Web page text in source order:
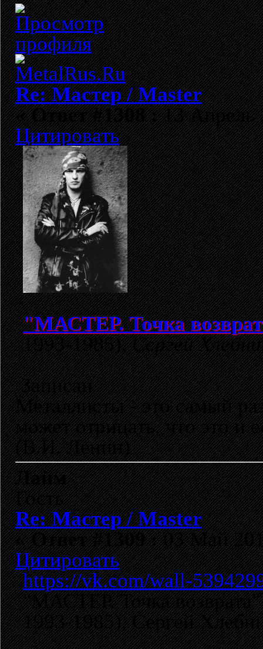
Re: Мастер / Master
«Ответ #1308 :13 Апрель
Цитировать
"МАСТЕР. Точка
1993-1985),Сергей
Записан
Металлисты - это самый
может отрицать, что это и
(В.И. Ленин)
Лайм
Гость
Re: Мастер / Master
«Ответ #1309 :03 Май
Цитировать
https://vk.com/wall-
"МАСТЕР. Точка
1993-1985), Сергей